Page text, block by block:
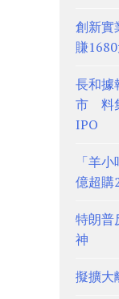
創新實
賺
長和據
市 料
IPO
「羊
億超購
特朗普
神
擬擴大